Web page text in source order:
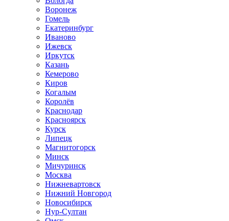
Воронеж
Гомель
Екатеринбург
Иваново
Ижевск
Иркутск
Казань
Кемерово
Киров
Когалым
Королёв
Краснодар
Красноярск
Курск
Липецк
Магнитогорск
Минск
Мичуринск
Москва
Нижневартовск
Нижний Новгород
Новосибирск
Нур-Султан